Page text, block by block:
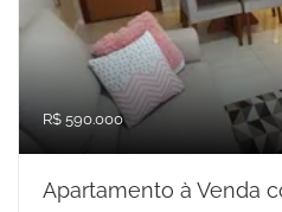
R$ 590.000
Apartamento à Venda